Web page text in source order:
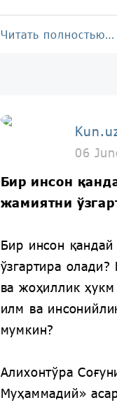
Читать полностью…
06
Бир инсон
жамиятни
Бир инсон
ўзгартира
ва жоҳиллик
илм ва
мумкин?
Алихонтўра
Муҳаммадий»